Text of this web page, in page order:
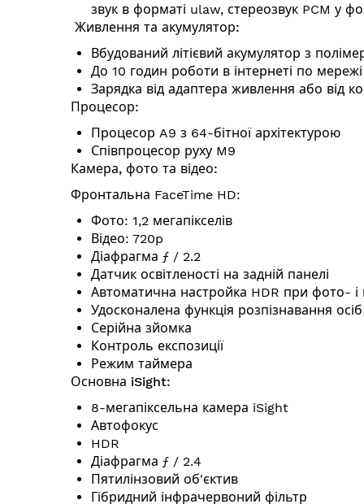
звук в форматі ulaw, стереозвук PCM у
Живлення та акумулятор:
Вбудований літієвий акумулятор з
До 10 годин роботи в інтернеті по
Зарядка від адаптера живлення або від
Процесор:
Процесор A9 з 64-бітної архітектурою
Співпроцесор руху M9
Камера, фото та відео:
Фронтальна FaceTime HD:
Фото: 1,2 мегапікселів
Відео: 720p
Діафрагма ƒ / 2.2
Датчик освітленості на задній панелі
Автоматична настройка HDR при фото- і
Удосконалена функція розпізнавання осіб
Серійна зйомка
Контроль експозиції
Режим таймера
Основна iSight:
8-мегапіксельна камера iSight
Автофокус
HDR
Діафрагма ƒ / 2.4
Пятилінзовий об'єктив
Гібридний інфрачервоний фільтр